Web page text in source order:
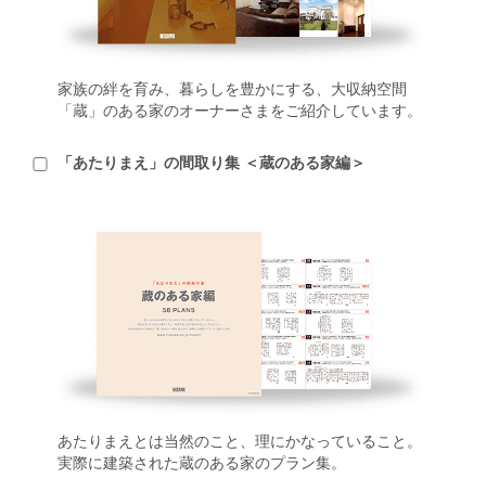
家族の絆を育み、暮らしを豊かにする、大収納空間
「蔵」のある家のオーナーさまをご紹介しています。
「あたりまえ」の間取り集 ＜蔵のある家編＞
あたりまえとは当然のこと、理にかなっていること。
実際に建築された蔵のある家のプラン集。